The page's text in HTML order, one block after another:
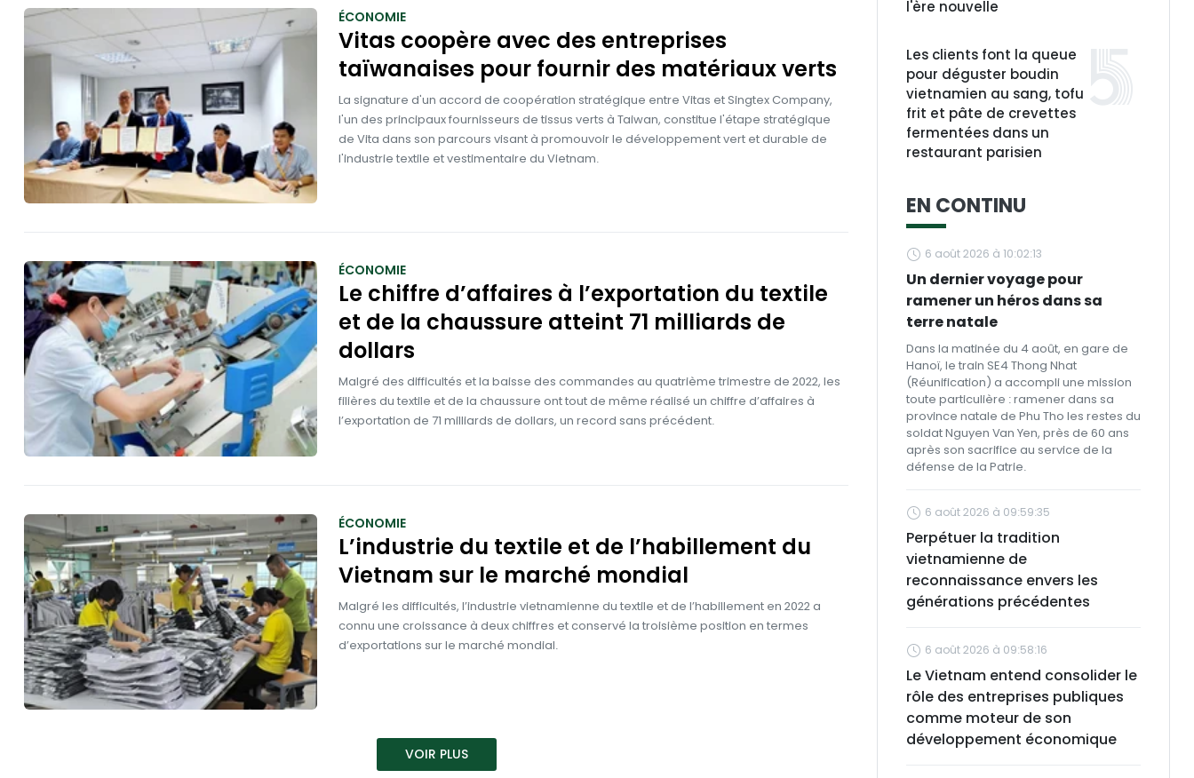
ÉCONOMIE
Vitas coopère avec des entreprises
taïwanaises pour fournir des matériaux verts
La signature d'un accord de coopération stratégique entre Vitas et Singtex Company,
l'un des principaux fournisseurs de tissus verts à Taiwan, constitue l'étape stratégique
de Vita dans son parcours visant à promouvoir le développement vert et durable de
l'industrie textile et vestimentaire du Vietnam.
ÉCONOMIE
Le chiffre d’affaires à l’exportation du textile
et de la chaussure atteint 71 milliards de
dollars
Malgré des difficultés et la baisse des commandes au quatrième trimestre de 2022, les
filières du textile et de la chaussure ont tout de même réalisé un chiffre d’affaires à
l’exportation de 71 milliards de dollars, un record sans précédent.
ÉCONOMIE
L’industrie du textile et de l’habillement du
Vietnam sur le marché mondial
Malgré les difficultés, l’industrie vietnamienne du textile et de l’habillement en 2022 a
connu une croissance à deux chiffres et conservé la troisième position en termes
d’exportations sur le marché mondial.
VOIR PLUS
l'ère nouvelle
Les clients font la queue
pour déguster boudin
vietnamien au sang, tofu
frit et pâte de crevettes
fermentées dans un
restaurant parisien
EN CONTINU
6 août 2026 à 10:02:13
Un dernier voyage pour
ramener un héros dans sa
terre natale
Dans la matinée du 4 août, en gare de
Hanoï, le train SE4 Thong Nhat
(Réunification) a accompli une mission
toute particulière : ramener dans sa
province natale de Phu Tho les restes du
soldat Nguyen Van Yen, près de 60 ans
après son sacrifice au service de la
défense de la Patrie.
6 août 2026 à 09:59:35
Perpétuer la tradition
vietnamienne de
reconnaissance envers les
générations précédentes
6 août 2026 à 09:58:16
Le Vietnam entend consolider le
rôle des entreprises publiques
comme moteur de son
développement économique